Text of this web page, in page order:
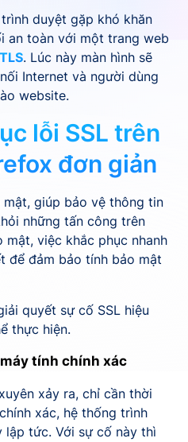
duyệt gặp khó khăn
an toàn với một trang web
TLS. Lúc này màn hình sẽ
Internet và người dùng
website.
lỗi SSL trên
đơn giản
giúp bảo vệ thông tin
những tấn công trên
mật, việc khắc phục nhanh
để đảm bảo tính bảo mật
quyết sự cố SSL hiệu
thực hiện.
tính chính xác
xảy ra, chỉ cần thời
xác, hệ thống trình
lập tức. Với sự cố này thì